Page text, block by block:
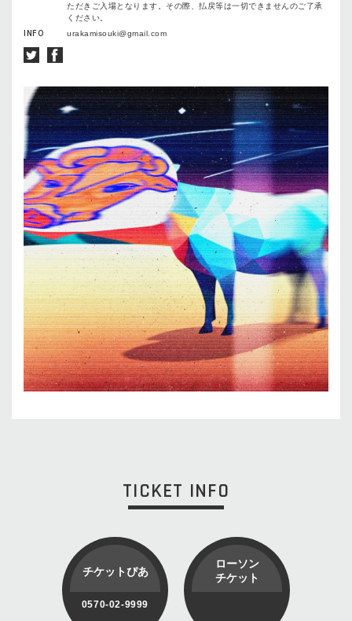
ただきご入場となります。その際、払戻等は一切できませんのご了承
ください。
INFO
urakamisouki@gmail.com
TICKET INFO
チケットぴあ
0570-02-9999
ローソン
チケット